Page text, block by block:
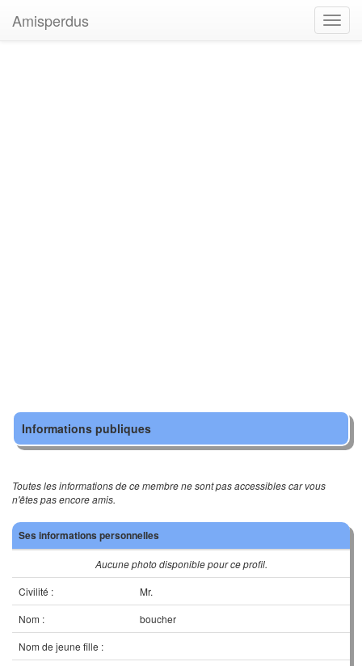
Amisperdus
Informations publiques
Toutes les informations de ce membre ne sont pas accessibles car vous
n'êtes pas encore amis.
Ses informations personnelles
Aucune photo disponible pour ce profil.
Civilité :
Mr.
Nom :
boucher
Nom de jeune fille :